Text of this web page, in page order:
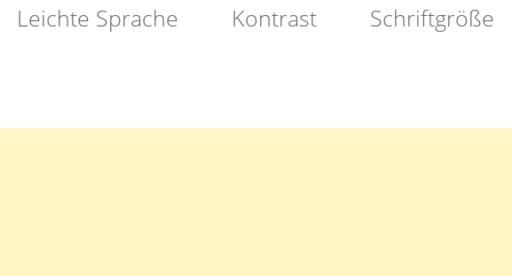
Leichte Sprache Kontrast Schriftgröße
PFLEGE NACHBARSCHAFT